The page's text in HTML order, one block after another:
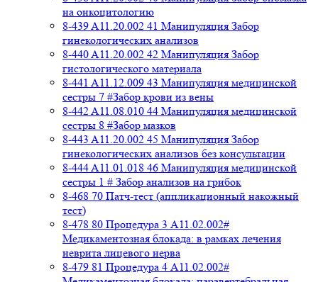
на онкоцитологию
8-439 A11.20.002 41 Манипуляция Забор
гинекологических анализов
8-440 A11.20.002 42 Манипуляция Забор
гистологического материала
8-441 A11.12.009 43 Манипуляция медицинской
сестры 7 #Забор крови из вены
8-442 A11.08.010 44 Манипуляция медицинской
сестры 8 #Забор мазков
8-443 A11.20.002 45 Манипуляция Забор
гинекологических анализов без консультации
8-444 A11.01.018 46 Манипуляция медицинской
сестры 1 # Забор анализов на грибок
8-468 70 Патч-тест (аппликационный накожный
тест)
8-478 80 Процедура 3 A11.02.002#
Медикаментозная блокада: в рамках лечения
неврита лицевого нерва
8-479 81 Процедура 4 A11.02.002#